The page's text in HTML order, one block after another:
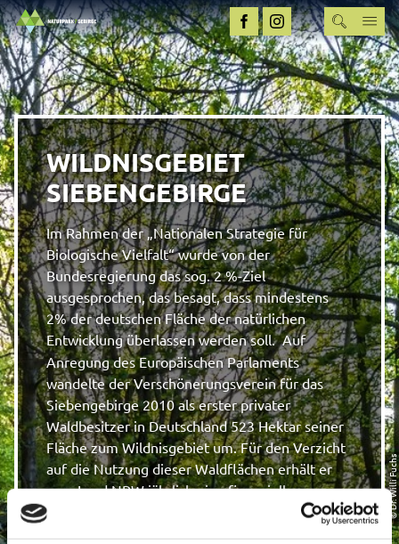
© Dr. Willi Fuchs
WILDNISGEBIET
SIEBENGEBIRGE
Im Rahmen der „Nationalen Strategie für
Biologische Vielfalt“ wurde von der
Bundesregierung das sog. 2 %-Ziel
ausgesprochen, das besagt, dass mindestens
2% der deutschen Fläche der natürlichen
Entwicklung überlassen werden soll. Auf
Anregung des Europäischen Parlaments
wandelte der Verschönerungsverein für das
Siebengebirge 2010 als erster privater
Waldbesitzer in Deutschland 523 Hektar seiner
Fläche zum Wildnisgebiet um. Für den Verzicht
auf die Nutzung dieser Waldflächen erhält er
vom Land NRW jährlich eine finanzielle
Entschädigung. Später folgten weitere Flächen